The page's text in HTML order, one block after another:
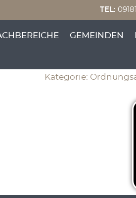
TEL:
GEMEINDEN
Kategorie: